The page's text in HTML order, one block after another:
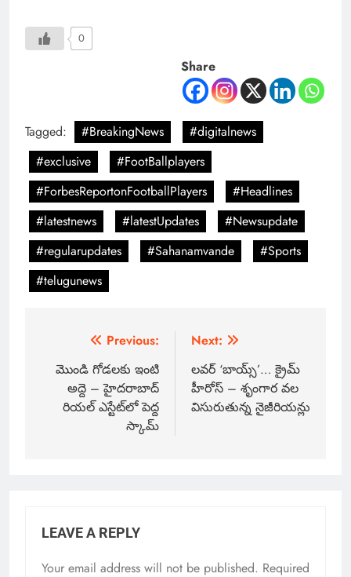
0
Share
Tagged: #BreakingNews
#digitalnews
#exclusive
#FootBallplayers
#ForbesReportonFootballPlayers
#Headlines
#latestnews
#latestUpdates
#Newsupdate
#regularupdates
#Sahanamvande
#Sports
#telugunews
Previous:
మొండి గోడలకు ఇంటి
అద్దె – హైదరాబాద్
రియల్ ఎస్టేట్‌లో పెద్ద
స్కామ్
Next:
లవర్ ‘బాయ్స్’… క్రైమ్
హీరోస్ – శృంగార వల
విసురుతున్న నైజీరియన్లు
LEAVE A REPLY
Your email address will not be published. Required